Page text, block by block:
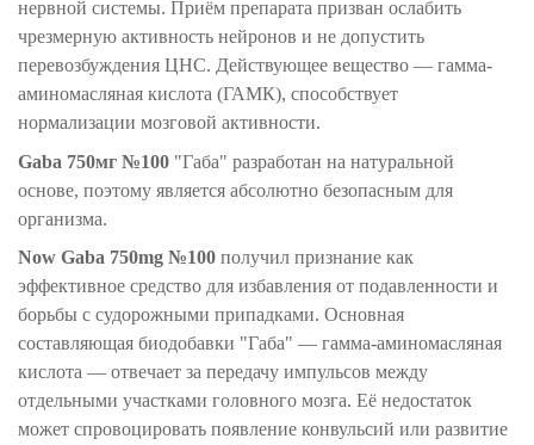
нервной системы. Приём препарата призван ослабить
чрезмерную активность нейронов и не допустить
перевозбуждения ЦНС. Действующее вещество — гамма-
аминомасляная кислота (ГАМК), способствует
нормализации мозговой активности.
Gaba 750мг №100 "Габа" разработан на натуральной
основе, поэтому является абсолютно безопасным для
организма.
Now Gaba 750mg №100 получил признание как
эффективное средство для избавления от подавленности и
борьбы с судорожными припадками. Основная
составляющая биодобавки "Габа" — гамма-аминомасляная
кислота — отвечает за передачу импульсов между
отдельными участками головного мозга. Её недостаток
может спровоцировать появление конвульсий или развитие